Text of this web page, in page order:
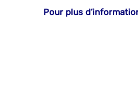
Pour plus